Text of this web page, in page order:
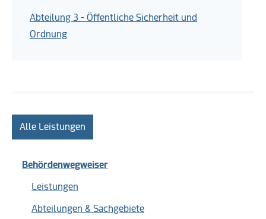
Abteilung 3 - Öffentliche Sicherheit und
Ordnung
Alle Leistungen
Behördenwegweiser
Leistungen
Abteilungen & Sachgebiete